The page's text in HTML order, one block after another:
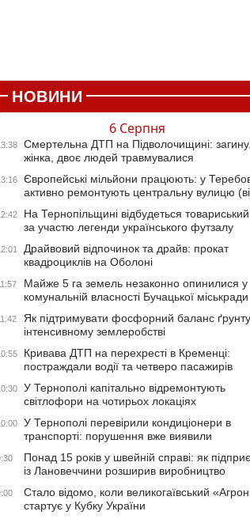
НОВИНИ
6 Серпня
Смертельна ДТП на Підволочищині:
жінка, двоє людей травмувалися
Європейські мільйони працюють: у
активно ремонтують центральну вулицю
На Тернопільщині відбудеться
за участю легенди українського футзалу
Драйвовий відпочинок та драйв: прокат
квадроциклів на Оболоні
Майже 5 га земель незаконно опинилися у
комунальній власності Бучацької міськради
Як підтримувати фосфорний баланс
інтенсивному землеробстві
Кривава ДТП на перехресті в Кременці:
постраждали водії та четверо пасажирів
У Тернополі капітально відремонтують
світлофори на чотирьох локаціях
У Тернополі перевірили кондиціонери в
транспорті: порушення вже виявили
Понад 15 років у швейній справі: як
із Лановеччини розширив виробництво
Стало відомо, коли великогаївський
стартує у Кубку України